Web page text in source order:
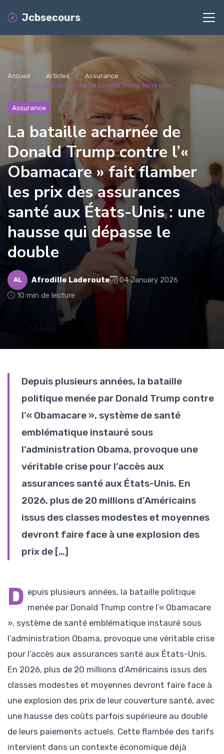
Jcbsecours
Accueil Articles
Assurance
La bataille acharnée de Donald Trump contre l’«...
Assurance
La bataille acharnée de
Donald Trump contre l’«
Obamacare » fait flamber
les prix des assurances
santé aux États-Unis : une
hausse qui dépasse le
double
AL Afrodille Laderoute
04 January 2026
10 min de lecture
Depuis plusieurs années, la bataille
politique menée par Donald Trump contre
l’« Obamacare », système de santé
emblématique instauré sous
l’administration Obama, provoque une
véritable crise pour l’accès aux
assurances santé aux États-Unis. En
2026, plus de 20 millions d’Américains
issus des classes modestes et moyennes
devront faire face à une explosion des
prix de […]
D epuis plusieurs années, la bataille politique
menée par Donald Trump contre l’« Obamacare
», système de santé emblématique instauré sous
l’administration Obama, provoque une véritable crise
pour l’accès aux assurances santé aux États-Unis.
En 2026, plus de 20 millions d’Américains issus des
classes modestes et moyennes devront faire face à
une explosion des prix de leur couverture santé, avec
une hausse des coûts parfois supérieure au double
de leurs paiements actuels. Cette flambée des tarifs
intervient dans un contexte économique déjà